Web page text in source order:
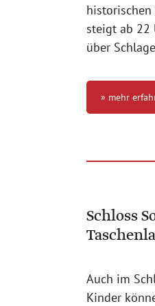
historischen
steigt ab 22
über
» mehr
Schloss
Auch im
Kinder